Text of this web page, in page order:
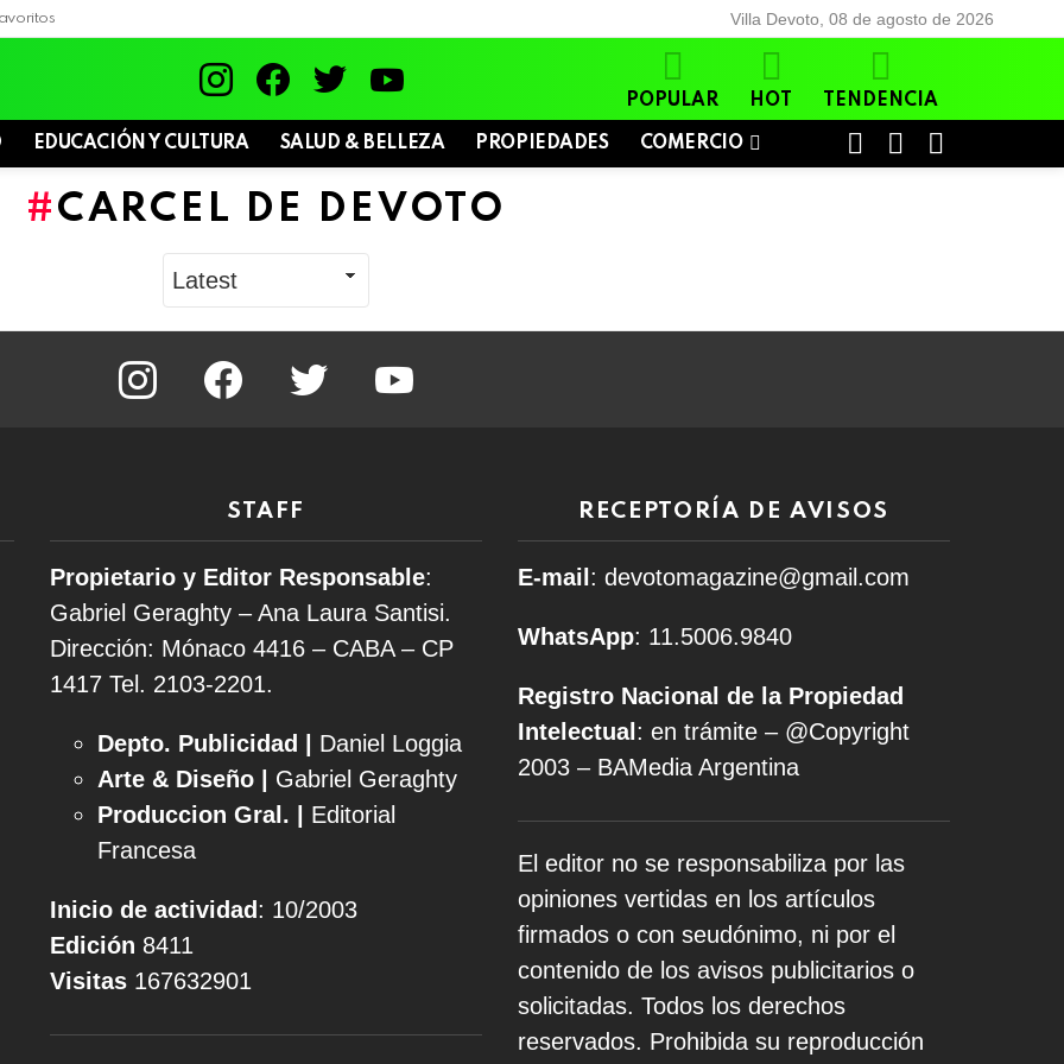
Villa Devoto, 08 de agosto de 2026
POPULAR HOT TENDENCIA
EDUCACIÓN Y CULTURA SALUD & BELLEZA PROPIEDADES COMERCIO
SWITCH
CARCEL DE DEVOTO
instagram facebook twitter
STAFF
Propietario y Editor Responsable:
Gabriel Geraghty – Ana Laura Santisi.
Dirección: Mónaco 4416 – CABA – CP
1417 Tel. 2103-2201.
Depto. Publicidad |
Daniel Loggia
Arte & Diseño | Gabriel Geraghty
Produccion Gral. |
Editorial
Francesa
Inicio de actividad : 10/2003
Edición 8411
Visitas 167632901
RECEPTORÍA DE AVISOS
E-mail : devotomagazine@gmail.com
WhatsApp: 11.5006.9840
Registro Nacional de la Propiedad
Intelectual : en trámite – @Copyright
2003 – BAMedia Argentina
El editor no se responsabiliza por las
opiniones vertidas en los artículos
firmados o con seudónimo, ni por el
contenido de los avisos publicitarios o
solicitadas. Todos los derechos
reservados. Prohibida su reproducción